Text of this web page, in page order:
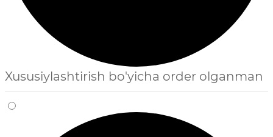
Xususiylashtirish bo'yicha order olganman